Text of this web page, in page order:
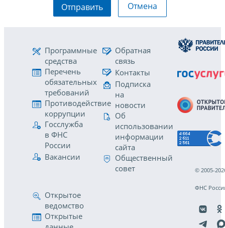
Отправить Отмена
Программные
средства
Перечень
обязательных
требований
Противодействие
коррупции
Госслужба
в ФНС
России
Вакансии
Обратная
связь
Контакты
Подписка
на
новости
Об
использовании
информации
сайта
Общественный
совет
Открытое
ведомство
Открытые
© 2005-
ФНС